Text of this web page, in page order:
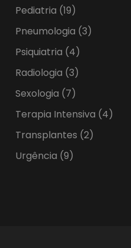
Pediatria (19)
Pneumologia (3)
Psiquiatria (4)
Radiologia (3)
Sexologia (7)
Terapia Intensiva (4)
Transplantes (2)
Urgência (9)